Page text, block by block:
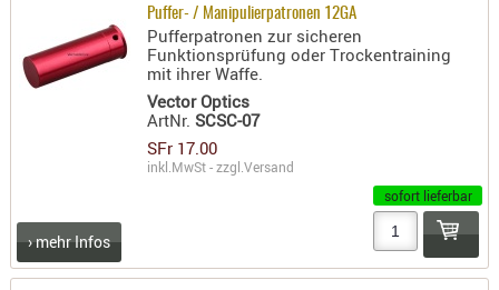
Puffer- / Manipulierpatronen 12GA
Pufferpatronen zur sicheren
Funktionsprüfung oder Trockentraining
mit ihrer Waffe.
Vector Optics
ArtNr.SCSC-07
SFr 17.00
inkl.MwSt - zzgl.Versand
sofort lieferbar
› mehr Infos